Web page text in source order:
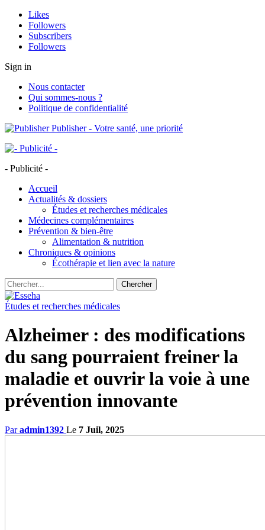
Likes
Followers
Subscribers
Followers
Sign in
Nous contacter
Qui sommes-nous ?
Politique de confidentialité
Publisher - Votre santé, une priorité
- Publicité -
Accueil
Actualités & dossiers
Études et recherches médicales
Médecines complémentaires
Prévention & bien-être
Alimentation & nutrition
Chroniques & opinions
Écothérapie et lien avec la nature
Études et recherches médicales
Alzheimer : des modifications
du sang pourraient freiner la
maladie et ouvrir la voie à une
prévention innovante
Paradmin1392 Le 7 Juil, 2025